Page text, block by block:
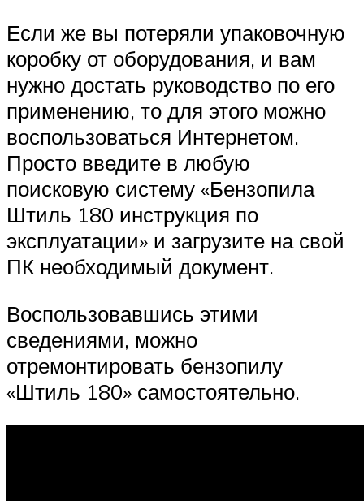
Если же вы потеряли упаковочную
коробку от оборудования, и вам
нужно достать руководство по его
применению, то для этого можно
воспользоваться Интернетом.
Просто введите в любую
поисковую систему «Бензопила
Штиль 180 инструкция по
эксплуатации» и загрузите на свой
ПК необходимый документ.
Воспользовавшись этими
сведениями, можно
отремонтировать бензопилу
«Штиль 180» самостоятельно.